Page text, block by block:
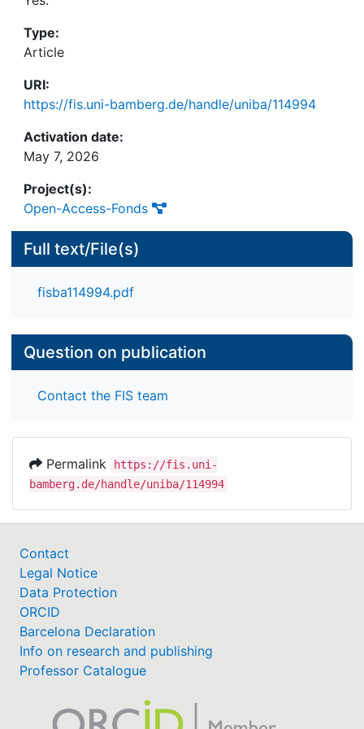
between computer science and media education
areas of competence in teacher training, while at
the same time integrating them in a meaningful
way, is discussed.
Type:
Article
URI:
https://fis.uni-bamberg.de/handle/uniba/114994
Activation date:
May 7, 2026
Project(s):
Open-Access-Fonds
Full text/File(s)
fisba114994.pdf
Question on publication
Contact the FIS team
Permalink
https://fis.uni-
bamberg.de/handle/uniba/114994
Contact
Legal Notice
Data Protection
ORCID
Barcelona Declaration
Info on research and publishing
Professor Catalogue